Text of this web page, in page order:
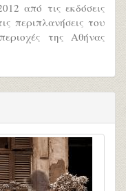
από τις εκδόσεις
περιπλανήσεις του
της Αθήνας